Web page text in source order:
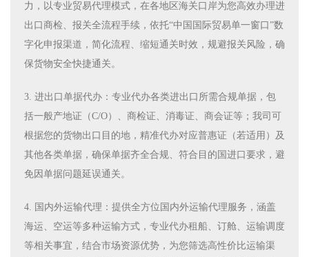
力，以专业贸易代理模式，在各地区海关口岸为您高效办理进
出口商检、报关全流程手续，依托“中国国际贸易单一窗口”数
字化申报渠道，简化流程、缩短通关时效，规避报关风险，确
保货物安全快捷通关。
3. 进出口单据代办：专业代办各类进出口所需合规单据，包
括一般产地证（C/O）、商检证、消毒证、商会证等；我司可
根据您的货物出口目的地，精准代办对应普惠证（若适用）及
其他各类单据，确保单据齐全合规、符合目的国进口要求，避
免因单据问题延误通关。
4. 国内外运输代理：提供全方位国内外运输代理服务，涵盖
海运、空运等多种运输方式，专业代办租船、订舱、运输调度
等相关事宜，结合市场资源优势，为您筛选高性价比运输渠